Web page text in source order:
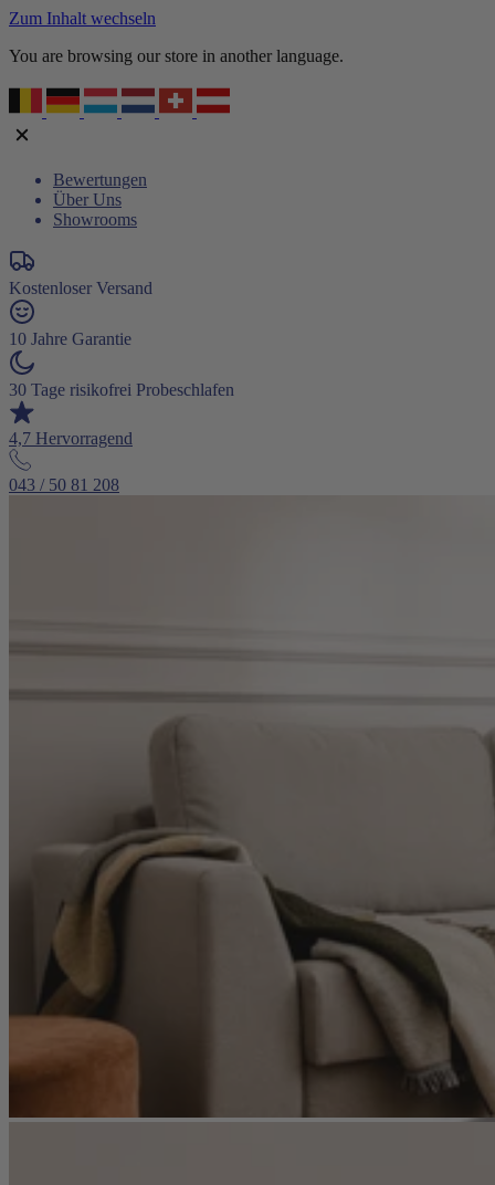
Zum Inhalt wechseln
You are browsing our store in another language.
Bewertungen
Über Uns
Showrooms
Kostenloser Versand
10 Jahre Garantie
30 Tage risikofrei Probeschlafen
4,7 Hervorragend
043 / 50 81 208